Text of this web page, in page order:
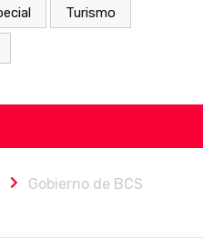
Turismo
Gobierno de BCS